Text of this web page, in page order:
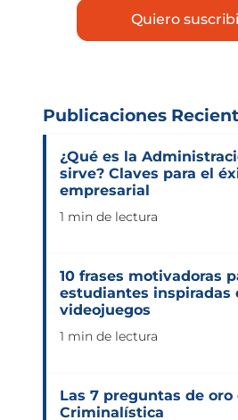
Publicaciones
¿Qué es la
sirve? Claves para el
empresarial
1 min de lectura
10 frases motivadoras
estudiantes inspiradas
videojuegos
1 min de lectura
Las 7 preguntas de oro
Criminalística